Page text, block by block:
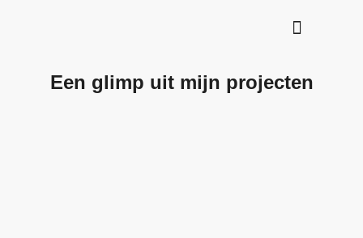
Een glimp uit mijn projecten